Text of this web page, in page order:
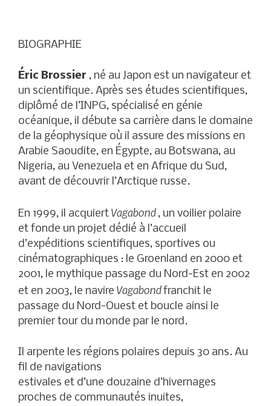
BIOGRAPHIE
Éric Brossier , né au Japon est un navigateur et
un scientifique. Après ses études scientifiques,
diplômé de l’INPG, spécialisé en génie
océanique, il débute sa carrière dans le domaine
de la géophysique où il assure des missions en
Arabie Saoudite, en Égypte, au Botswana, au
Nigeria, au Venezuela et en Afrique du Sud,
avant de découvrir l’Arctique russe.
En 1999, il acquiert Vagabond, un voilier polaire
et fonde un projet dédié à l’accueil
d’expéditions scientifiques, sportives ou
cinématographiques : le Groenland en 2000 et
2001, le mythique passage du Nord-Est en 2002
et en 2003, le navire Vagabondfranchit le
passage du Nord-Ouest et boucle ainsi le
premier tour du monde par le nord.
Il arpente les régions polaires depuis 30 ans. Au
fil de navigations
estivales et d’une douzaine d’hivernages
proches de communautés inuites,